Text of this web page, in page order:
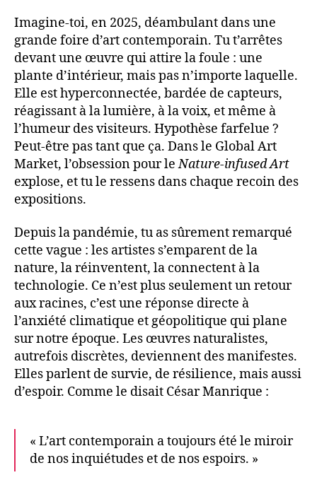
Imagine-toi, en 2025, déambulant dans une
grande foire d’art contemporain. Tu t’arrêtes
devant une œuvre qui attire la foule : une
plante d’intérieur, mais pas n’importe laquelle.
Elle est hyperconnectée, bardée de capteurs,
réagissant à la lumière, à la voix, et même à
l’humeur des visiteurs. Hypothèse farfelue ?
Peut-être pas tant que ça. Dans le Global Art
Market, l’obsession pour leNature-infused Art
explose, et tu le ressens dans chaque recoin des
expositions.
Depuis la pandémie, tu as sûrement remarqué
cette vague : les artistes s’emparent de la
nature, la réinventent, la connectent à la
technologie. Ce n’est plus seulement un retour
aux racines, c’est une réponse directe à
l’anxiété climatique et géopolitique qui plane
sur notre époque. Les œuvres naturalistes,
autrefois discrètes, deviennent des manifestes.
Elles parlent de survie, de résilience, mais aussi
d’espoir. Comme le disait César Manrique :
« L’art contemporain a toujours été le miroir
de nos inquiétudes et de nos espoirs. »